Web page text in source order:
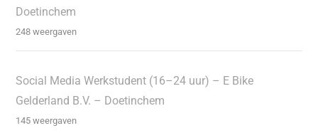
Doetinchem
248 weergaven
Social Media Werkstudent (16–24 uur) – E Bike
Gelderland B.V. – Doetinchem
145 weergaven